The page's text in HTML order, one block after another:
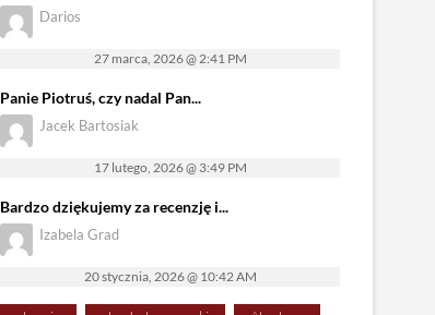
Darios
27 marca, 2026 @ 2:41 PM
Panie Piotruś, czy nadal Pan...
Jacek Bartosiak
17 lutego, 2026 @ 3:49 PM
Bardzo dziękujemy za recenzję i...
Izabela Grad
20 stycznia, 2026 @ 10:42 AM